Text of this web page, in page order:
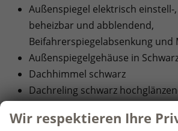
Außenspiegel elektrisch einstell-
beheizbar und abblendend,
Beifahrerspiegelabsenkung und
Außenspiegelgehäuse in
Dachhimmel schwarz
Dachreling schwarz
Höheneinstellung und
Wir respektieren Ihre